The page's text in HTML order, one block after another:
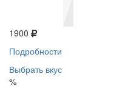
1900
Подробности
Выбрать вкус
%